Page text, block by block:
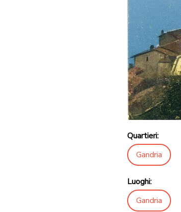
Quartieri:
Gandria
Luoghi:
Gandria